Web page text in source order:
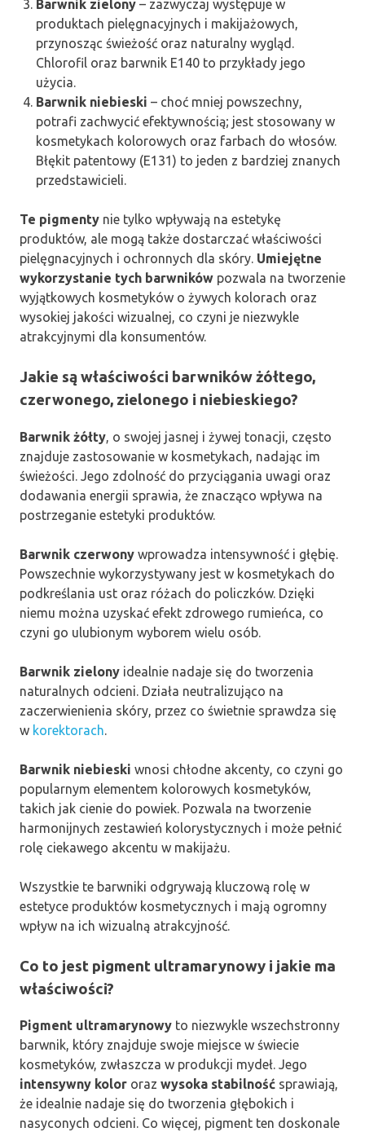
Barwnik zielony – zazwyczaj występuje w
produktach pielęgnacyjnych i makijażowych,
przynosząc świeżość oraz naturalny wygląd.
Chlorofil oraz barwnik E140 to przykłady jego
użycia.
Barwnik niebieski – choć mniej powszechny,
potrafi zachwycić efektywnością; jest stosowany w
kosmetykach kolorowych oraz farbach do włosów.
Błękit patentowy (E131) to jeden z bardziej znanych
przedstawicieli.
Te pigmenty nie tylko wpływają na estetykę
produktów, ale mogą także dostarczać właściwości
pielęgnacyjnych i ochronnych dla skóry. Umiejętne
wykorzystanie tych barwników pozwala na tworzenie
wyjątkowych kosmetyków o żywych kolorach oraz
wysokiej jakości wizualnej, co czyni je niezwykle
atrakcyjnymi dla konsumentów.
Jakie są właściwości barwników żółtego,
czerwonego, zielonego i niebieskiego?
Barwnik żółty , o swojej jasnej i żywej tonacji, często
znajduje zastosowanie w kosmetykach, nadając im
świeżości. Jego zdolność do przyciągania uwagi oraz
dodawania energii sprawia, że znacząco wpływa na
postrzeganie estetyki produktów.
Barwnik czerwony wprowadza intensywność i głębię.
Powszechnie wykorzystywany jest w kosmetykach do
podkreślania ust oraz różach do policzków. Dzięki
niemu można uzyskać efekt zdrowego rumieńca, co
czyni go ulubionym wyborem wielu osób.
Barwnik zielony idealnie nadaje się do tworzenia
naturalnych odcieni. Działa neutralizująco na
zaczerwienienia skóry, przez co świetnie sprawdza się
w korektorach
Barwnik niebieski wnosi chłodne akcenty, co czyni go
popularnym elementem kolorowych kosmetyków,
takich jak cienie do powiek. Pozwala na tworzenie
harmonijnych zestawień kolorystycznych i może pełnić
rolę ciekawego akcentu w makijażu.
Wszystkie te barwniki odgrywają kluczową rolę w
estetyce produktów kosmetycznych i mają ogromny
wpływ na ich wizualną atrakcyjność.
Co to jest pigment ultramarynowy i jakie ma
właściwości?
Pigment ultramarynowy to niezwykle wszechstronny
barwnik, który znajduje swoje miejsce w świecie
kosmetyków, zwłaszcza w produkcji mydeł. Jego
intensywny kolor oraz wysoka stabilność sprawiają,
że idealnie nadaje się do tworzenia głębokich i
nasyconych odcieni. Co więcej, pigment ten doskonale